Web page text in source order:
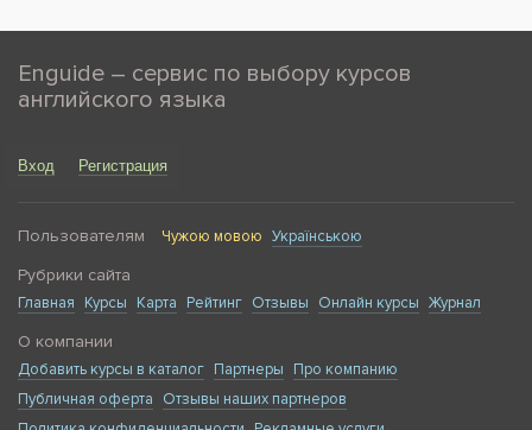
Enguide – сервис по выбору курсов
английского языка
Вход Регистрация
Пользователям Чужою мовою Українською
Рубрики сайта
Главная Курсы Карта Рейтинг Отзывы Онлайн курсы Журнал
О компании
Добавить курсы в каталог Партнеры
Про компанию
Публичная оферта
Отзывы наших партнеров